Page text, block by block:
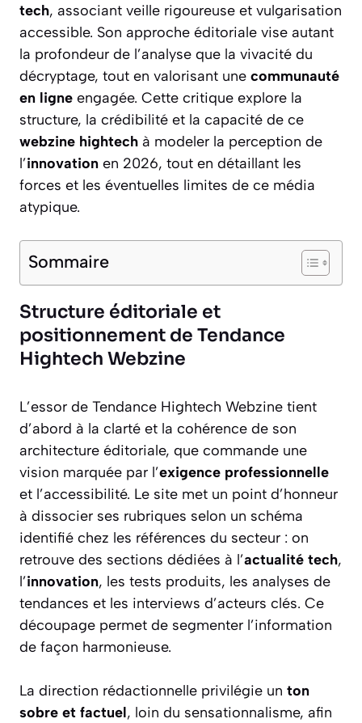
tech, associant veille rigoureuse et vulgarisation
accessible. Son approche éditoriale vise autant
la profondeur de l’analyse que la vivacité du
décryptage, tout en valorisant une communauté
en ligne engagée. Cette critique explore la
structure, la crédibilité et la capacité de ce
webzine hightech à modeler la perception de
l’innovation en 2026, tout en détaillant les
forces et les éventuelles limites de ce média
atypique.
Sommaire
Structure éditoriale et
positionnement de Tendance
Hightech Webzine
L’essor de Tendance Hightech Webzine tient
d’abord à la clarté et la cohérence de son
architecture éditoriale, que commande une
vision marquée par l’exigence professionnelle
et l’accessibilité. Le site met un point d’honneur
à dissocier ses rubriques selon un schéma
identifié chez les références du secteur : on
retrouve des sections dédiées à l’actualité tech,
l’innovation, les tests produits, les analyses de
tendances et les interviews d’acteurs clés. Ce
découpage permet de segmenter l’information
de façon harmonieuse.
La direction rédactionnelle privilégie un ton
sobre et factuel, loin du sensationnalisme, afin